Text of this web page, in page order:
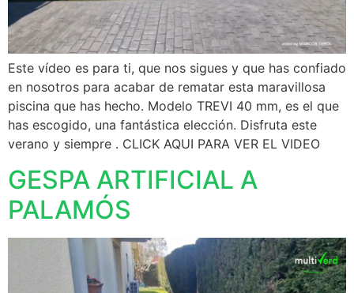
Este vídeo es para ti, que nos sigues y que has confiado
en nosotros para acabar de rematar esta maravillosa
piscina que has hecho. Modelo TREVI 40 mm, es el que
has escogido, una fantástica elección. Disfruta este
verano y siempre . CLICK AQUI PARA VER EL VIDEO
GESPA ARTIFICIAL A
PALAMÓS